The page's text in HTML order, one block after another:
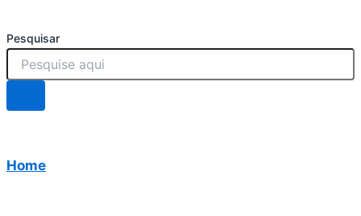
Pesquisar
Home